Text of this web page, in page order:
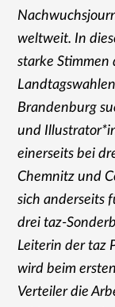
weltweit. In
starke Stimmen
Brandenburg
und
einerseits bei
Chemnitz und
sich anderseits
drei taz-
Leiterin der taz
wird beim
Verteiler die